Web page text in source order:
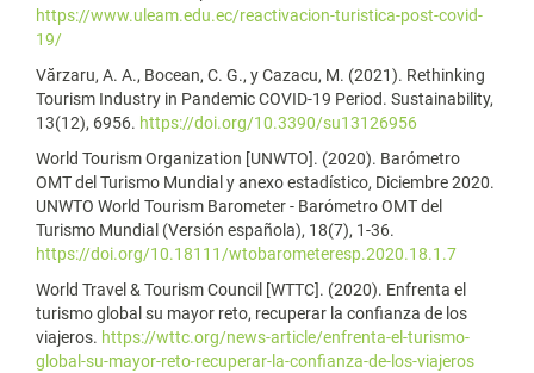
https://www.uleam.edu.ec/reactivacion-turistica-post-covid-
19/
Vărzaru, A. A., Bocean, C. G., y Cazacu, M. (2021). Rethinking
Tourism Industry in Pandemic COVID-19 Period. Sustainability,
13(12), 6956. https://doi.org/10.3390/su13126956
World Tourism Organization [UNWTO]. (2020). Barómetro
OMT del Turismo Mundial y anexo estadístico, Diciembre 2020.
UNWTO World Tourism Barometer - Barómetro OMT del
Turismo Mundial (Versión española), 18(7), 1-36.
https://doi.org/10.18111/wtobarometeresp.2020.18.1.7
World Travel & Tourism Council [WTTC]. (2020). Enfrenta el
turismo global su mayor reto, recuperar la confianza de los
viajeros. https://wttc.org/news-article/enfrenta-el-turismo-
global-su-mayor-reto-recuperar-la-confianza-de-los-viajeros